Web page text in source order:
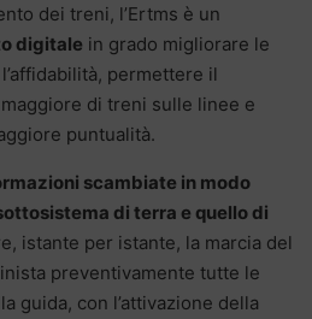
dei treni, l’Ertms è un
digitale in grado migliorare le
permettere il
di treni sulle linee e
puntualità.
scambiate in modo
di terra e quello di
istante per istante, la marcia del
preventivamente tutte le
guida, con l’attivazione della